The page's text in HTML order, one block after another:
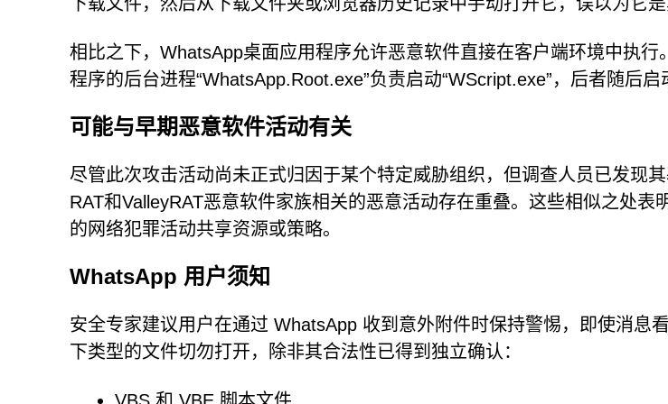
相比之下，WhatsApp桌面应用程序允许恶意软件直接在客户端环境中执行
程序的后台进程“WhatsApp.Root.exe”负责启动“WScript.exe”，后者随后启
可能与早期恶意软件活动有关
尽管此次攻击活动尚未正式归因于某个特定威胁组织，但调查人员已发现
RAT和ValleyRAT恶意软件家族相关的恶意活动存在重叠。这些相似之处表
的网络犯罪活动共享资源或策略。
WhatsApp 用户须知
安全专家建议用户在通过 WhatsApp 收到意外附件时保持警惕，即使消息
下类型的文件切勿打开，除非其合法性已得到独立确认：